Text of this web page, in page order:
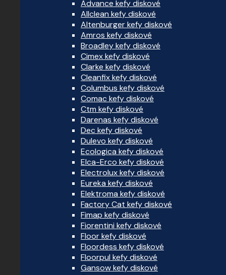
Advance kefy diskové
Allclean kefy diskové
Altenburger kefy diskové
Amros kefy diskové
Broadley kefy diskové
Cimex kefy diskové
Clarke kefy diskové
Cleanfix kefy diskové
Columbus kefy diskové
Comac kefy diskové
Ctm kefy diskové
Darenas kefy diskové
Dec kefy diskové
Dulevo kefy diskové
Ecologica kefy diskové
Elca-Erco kefy diskové
Electrolux kefy diskové
Eureka kefy diskové
Elektroma kefy diskové
Factory Cat kefy diskové
Fimap kefy diskové
Fiorentini kefy diskové
Floor kefy diskové
Floordess kefy diskové
Floorpul kefy diskové
Gansow kefy diskové